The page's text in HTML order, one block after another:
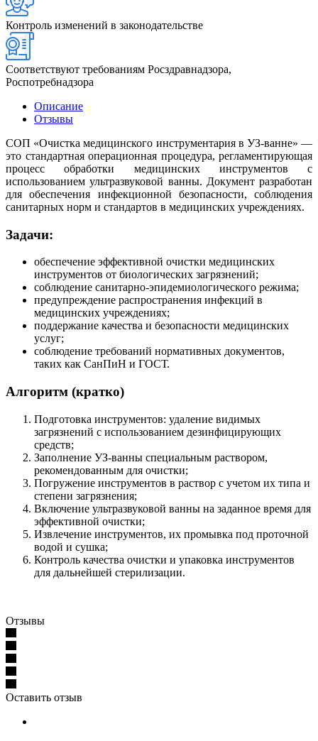
Контроль изменений в законодательстве
Соответствуют требованиям Росздравнадзора,
Роспотребнадзора
Описание
Отзывы
СОП «Очистка медицинского инструментария в УЗ-ванне» —
это стандартная операционная процедура, регламентирующая
процесс обработки медицинских инструментов с
использованием ультразвуковой ванны. Документ разработан
для обеспечения инфекционной безопасности, соблюдения
санитарных норм и стандартов в медицинских учреждениях.
Задачи:
обеспечение эффективной очистки медицинских
инструментов от биологических загрязнений;
соблюдение санитарно-эпидемиологического режима;
предупреждение распространения инфекций в
медицинских учреждениях;
поддержание качества и безопасности медицинских
услуг;
соблюдение требований нормативных документов,
таких как СанПиН и ГОСТ.
Алгоритм (кратко)
Подготовка инструментов: удаление видимых
загрязнений с использованием дезинфицирующих
средств;
Заполнение УЗ-ванны специальным раствором,
рекомендованным для очистки;
Погружение инструментов в раствор с учетом их типа и
степени загрязнения;
Включение ультразвуковой ванны на заданное время для
эффективной очистки;
Извлечение инструментов, их промывка под проточной
водой и сушка;
Контроль качества очистки и упаковка инструментов
для дальнейшей стерилизации.
Отзывы
Оставить отзыв